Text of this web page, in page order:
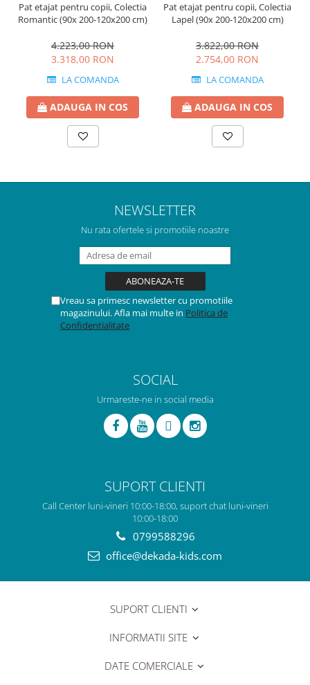
Pat etajat pentru copii, Colectia
Romantic (90x 200-120x200 cm)
4.223,00 RON
3.318,00 RON
LA COMANDA
ADAUGA IN COS
Pat etajat pentru copii, Colectia
Lapel (90x 200-120x200 cm)
3.822,00 RON
2.754,00 RON
LA COMANDA
ADAUGA IN COS
NEWSLETTER
Nu rata ofertele si promotiile noastre
Vreau sa primesc newsletter cu promotiile
magazinului. Afla mai multe in Politica de
Confidentialitate
SOCIAL
Urmareste-ne in social media
SUPORT CLIENTI
Call Center luni-vineri 10:00-18:00, suport chat luni-vineri
10:00-18:00
0799588296
office@dekada-kids.com
SUPORT CLIENTI
INFORMATII SITE
DATE COMERCIALE